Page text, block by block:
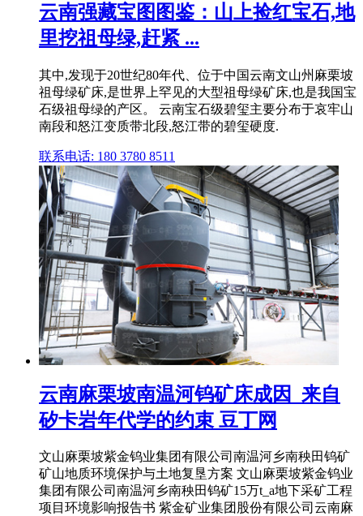
云南强藏宝图图鉴：山上捡红宝石,地
里挖祖母绿,赶紧 ...
其中,发现于20世纪80年代、位于中国云南文山州麻栗坡
祖母绿矿床,是世界上罕见的大型祖母绿矿床,也是我国宝
石级祖母绿的产区。 云南宝石级碧玺主要分布于哀牢山
南段和怒江变质带北段,怒江带的碧玺硬度.
联系电话: 180 3780 8511
云南麻栗坡南温河钨矿床成因_来自
矽卡岩年代学的约束 豆丁网
文山麻栗坡紫金钨业集团有限公司南温河乡南秧田钨矿
矿山地质环境保护与土地复垦方案 文山麻栗坡紫金钨业
集团有限公司南温河乡南秧田钨矿15万t_a地下采矿工程
项目环境影响报告书 紫金矿业集团股份有限公司云南麻